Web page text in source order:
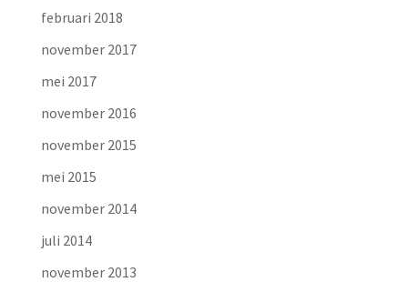
februari 2018
november 2017
mei 2017
november 2016
november 2015
mei 2015
november 2014
juli 2014
november 2013